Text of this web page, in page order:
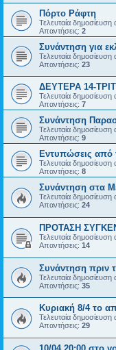
Πόρτο Ράφτη
Τελευταία δημοσίευση
Απαντήσεις: 2
Συνάντηση για
Τελευταία δημοσίευση
Απαντήσεις: 23
ΔΕΥΤΕΡΑ 14-
Τελευταία δημοσίευση
Απαντήσεις: 7
Συνάντηση
Τελευταία δημοσίευση
Απαντήσεις: 9
Εντυπώσεις από
Τελευταία δημοσίευση
Απαντήσεις: 8
Συνάντηση στα
Τελευταία δημοσίευση
Απαντήσεις: 24
ΠΡΟΤΑΣΗ
Τελευταία δημοσίευση
Απαντήσεις: 14
Συνάντηση πριν
Τελευταία δημοσίευση
Απαντήσεις: 35
Κυριακή 8/4 το
Τελευταία δημοσίευση
Απαντήσεις: 29